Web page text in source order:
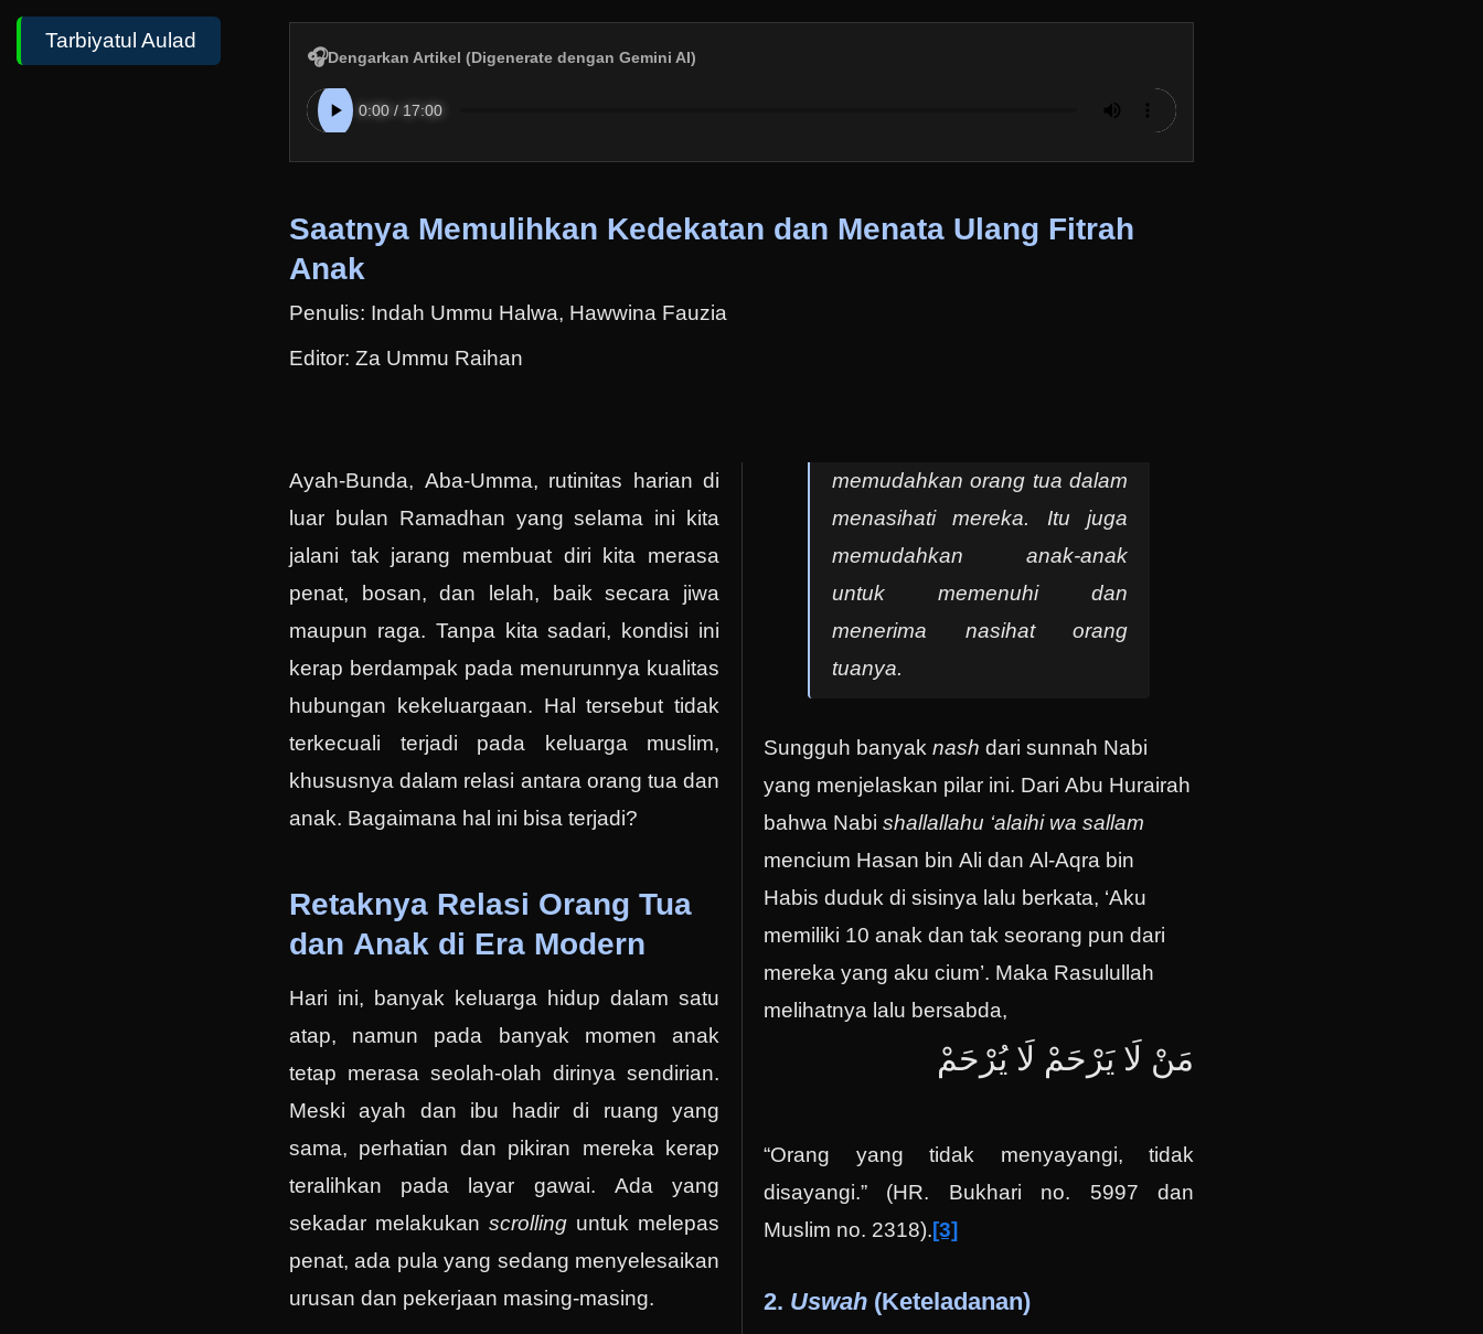
Tarbiyatul Aulad
🎧Dengarkan Artikel (Digenerate dengan Gemini AI)
Saatnya Memulihkan Kedekatan dan Menata Ulang Fitrah
Anak
Penulis: Indah Ummu Halwa, Hawwina Fauzia
Editor: Za Ummu Raihan
Ayah-Bunda, Aba-Umma, rutinitas harian di
luar bulan Ramadhan yang selama ini kita
jalani tak jarang membuat diri kita merasa
penat, bosan, dan lelah, baik secara jiwa
maupun raga. Tanpa kita sadari, kondisi ini
kerap berdampak pada menurunnya kualitas
hubungan kekeluargaan. Hal tersebut tidak
terkecuali terjadi pada keluarga muslim,
khususnya dalam relasi antara orang tua dan
anak. Bagaimana hal ini bisa terjadi?
Retaknya Relasi Orang Tua
dan Anak di Era Modern
Hari ini, banyak keluarga hidup dalam satu
atap, namun pada banyak momen anak
tetap merasa seolah-olah dirinya sendirian.
Meski ayah dan ibu hadir di ruang yang
sama, perhatian dan pikiran mereka kerap
teralihkan pada layar gawai. Ada yang
sekadar melakukan scrolling untuk melepas
penat, ada pula yang sedang menyelesaikan
urusan dan pekerjaan masing-masing.
memudahkan orang tua dalam
menasihati mereka. Itu juga
memudahkan anak-anak
untuk memenuhi dan
menerima nasihat orang
tuanya.
Sungguh banyak nash dari sunnah Nabi
yang menjelaskan pilar ini. Dari Abu Hurairah
bahwa Nabi shallallahu ‘alaihi wa sallam
mencium Hasan bin Ali dan Al-Aqra bin
Habis duduk di sisinya lalu berkata, ‘Aku
memiliki 10 anak dan tak seorang pun dari
mereka yang aku cium’. Maka Rasulullah
melihatnya lalu bersabda,
مَنْ لَا يَرْحَمْ لَا يُرْحَمْ
“Orang yang tidak menyayangi, tidak
disayangi.” (HR. Bukhari no. 5997 dan
Muslim no. 2318).[3]
2. Uswah (Keteladanan)